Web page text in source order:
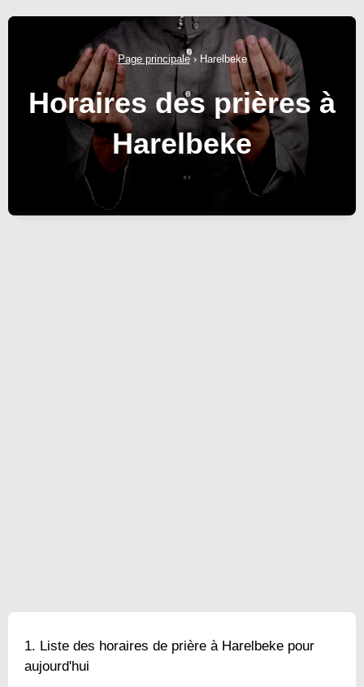
Page principale› Harelbeke
Horaires des prières à
Harelbeke
Liste des horaires de prière à Harelbeke pour
aujourd'hui